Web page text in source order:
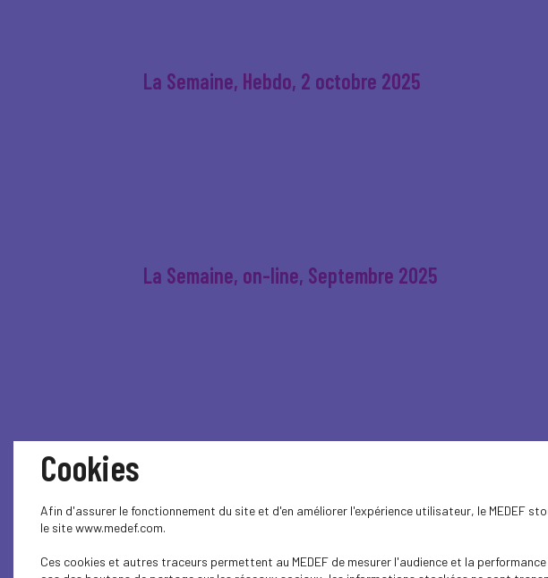
La Semaine, Hebdo, 2 octobre 2025
La Semaine, on-line, Septembre 2025
Cookies
Afin d'assurer le fonctionnement du site et d'en améliorer l'expérience utilisateur, le
le site www.medef.com.
Ces cookies et autres traceurs permettent au MEDEF de mesurer l'audience et la